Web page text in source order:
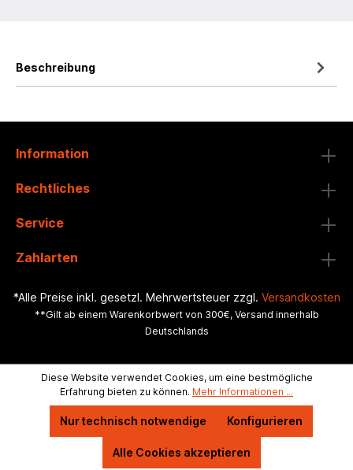
Beschreibung
Information
Rechtliches
Service
Zahlarten
*Alle Preise inkl. gesetzl. Mehrwertsteuer zzgl. Versandkosten
**Gilt ab einem Warenkorbwert von 300€, Versand innerhalb
Deutschlands
Diese Website verwendet Cookies, um eine bestmögliche
Erfahrung bieten zu können. Mehr Informationen ...
Nur technisch notwendige Konfigurieren
Alle Cookies akzeptieren